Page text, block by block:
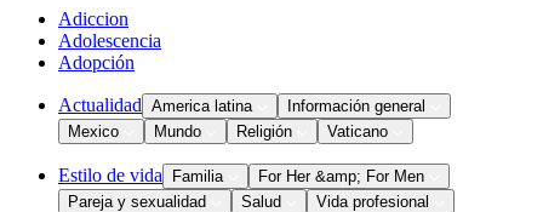
Adiccion
Adolescencia
Adopción
Actualidad America latina
Información general
Mexico
Mundo Religión Vaticano
Estilo de vida Familia
For Her &amp; For Men
Pareja y sexualidad
Salud Vida profesional